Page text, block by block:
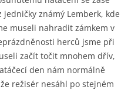
známý Lemberk, kde
museli nahradit zámkem v
herců jsme při
začít točit mnohem dřív,
den nám normálně
režisér nesáhl po stejném